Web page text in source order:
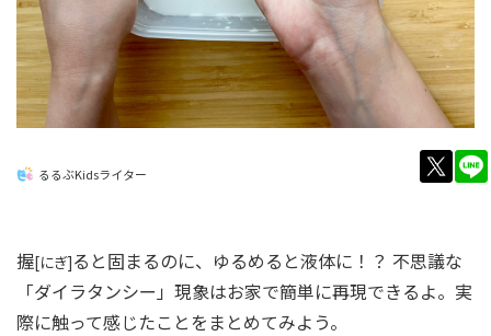
るるぶKidsライター
握[にぎ]ると固まるのに、ゆるめると液体に！？ 不思議な
「ダイラタンシー」現象はお家で簡単に再現できるよ。実
際に触って感じたことをまとめてみよう。